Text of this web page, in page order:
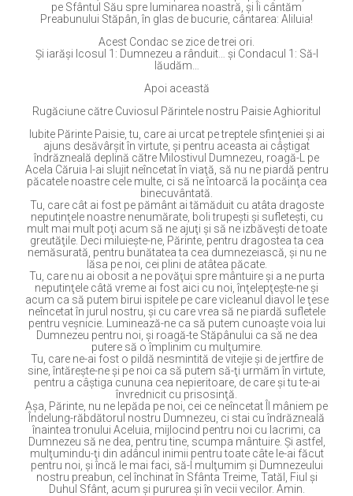
pe Sfântul Său spre luminarea noastră, şi Îi cântăm
Preabunului Stăpân, în glas de bucurie, cântarea: Aliluia!
Acest Condac se zice de trei ori.
Şi iarăşi Icosul 1: Dumnezeu a rânduit… şi Condacul 1: Să-l
lăudăm…
Apoi această
Rugăciune către Cuviosul Părintele nostru Paisie Aghioritul
Iubite Părinte Paisie, tu, care ai urcat pe treptele sfinţeniei şi ai
ajuns desăvârşit în virtute, şi pentru aceasta ai câştigat
îndrăzneală deplină către Milostivul Dumnezeu, roagă-L pe
Acela Căruia I-ai slujit neîncetat în viaţă, să nu ne piardă pentru
păcatele noastre cele multe, ci să ne întoarcă la pocăinţa cea
binecuvântată.
Tu, care cât ai fost pe pământ ai tămăduit cu atâta dragoste
neputinţele noastre nenumărate, boli trupeşti şi sufleteşti, cu
mult mai mult poţi acum să ne ajuţi şi să ne izbăveşti de toate
greutăţile. Deci miluieşte-ne, Părinte, pentru dragostea ta cea
nemăsurată, pentru bunătatea ta cea dumnezeiască, şi nu ne
lăsa pe noi, cei plini de atâtea păcate.
Tu, care nu ai obosit a ne povăţui spre mântuire şi a ne purta
neputinţele câtă vreme ai fost aici cu noi, înţelepţeşte-ne şi
acum ca să putem birui ispitele pe care vicleanul diavol le ţese
neîncetat în jurul nostru, şi cu care vrea să ne piardă sufletele
pentru veşnicie. Luminează-ne ca să putem cunoaşte voia lui
Dumnezeu pentru noi, şi roagă-te Stăpânului ca să ne dea
putere să o împlinim cu mulţumire.
Tu, care ne-ai fost o pildă nesmintită de vitejie şi de jertfire de
sine, întăreşte-ne şi pe noi ca să putem să-ţi urmăm în virtute,
pentru a câştiga cununa cea nepieritoare, de care şi tu te-ai
învrednicit cu prisosinţă.
Aşa, Părinte, nu ne lepăda pe noi, cei ce neîncetat Îl mâniem pe
Îndelung-răbdătorul nostru Dumnezeu, ci stai cu îndrăzneală
înaintea tronului Aceluia, mijlocind pentru noi cu lacrimi, ca
Dumnezeu să ne dea, pentru tine, scumpa mântuire. Şi astfel,
mulţumindu-ţi din adâncul inimii pentru toate câte le-ai făcut
pentru noi, şi încă le mai faci, să-I mulţumim şi Dumnezeului
nostru preabun, cel închinat în Sfânta Treime, Tatăl, Fiul şi
Duhul Sfânt, acum şi pururea şi în vecii vecilor. Amin.